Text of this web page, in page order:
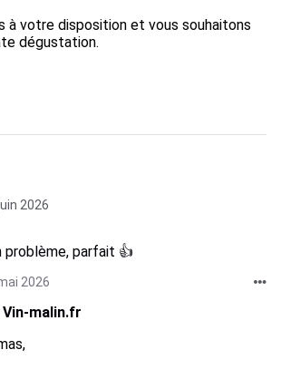
à votre disposition et vous souhaitons
dégustation.
2026
problème, parfait 👍
2026
Vin-malin.fr